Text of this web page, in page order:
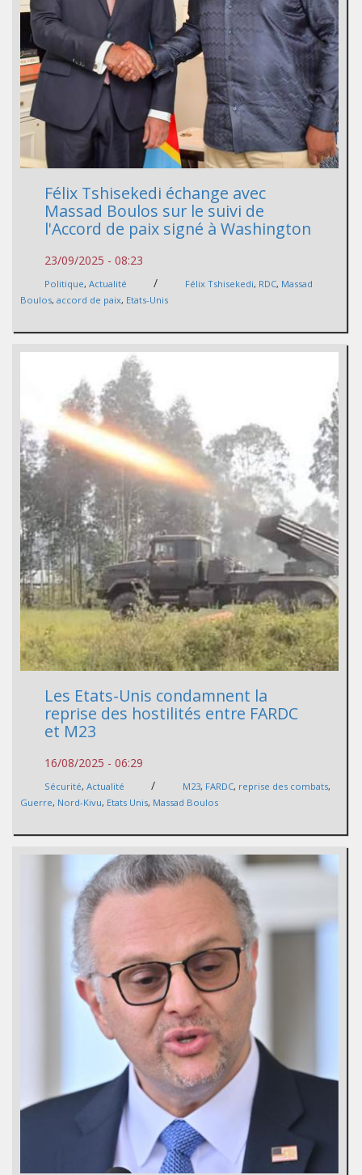
Félix Tshisekedi échange avec
Massad Boulos sur le suivi de
l'Accord de paix signé à Washington
23/09/2025 - 08:23
Politique, Actualité / Félix Tshisekedi, RDC, Massad
Boulos, accord de paix, Etats-Unis
Les Etats-Unis condamnent la
reprise des hostilités entre FARDC
et M23
16/08/2025 - 06:29
Sécurité, Actualité / M23, FARDC, reprise des combats,
Guerre, Nord-Kivu, Etats Unis, Massad Boulos